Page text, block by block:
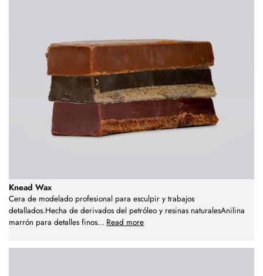
Knead Wax
Cera de modelado profesional para esculpir y trabajos
detallados.Hecha de derivados del petróleo y resinas naturalesAnilina
marrón para detalles finos... Read more